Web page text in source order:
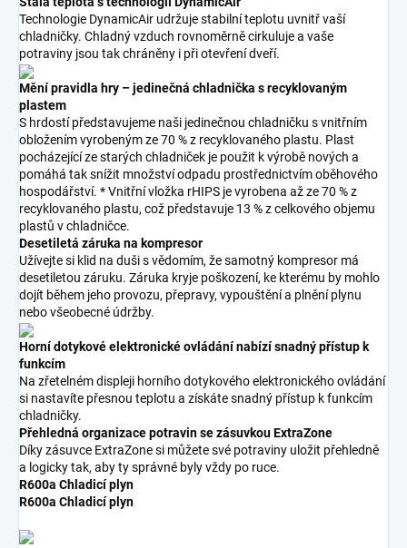
Technologie DynamicAir udržuje stabilní teplotu uvnitř vaší
chladničky. Chladný vzduch rovnoměrně cirkuluje a vaše
potraviny jsou tak chráněny i při otevření dveří.
Mění pravidla hry – jedinečná chladnička s recyklovaným
plastem
S hrdostí představujeme naši jedinečnou chladničku s vnitřním
obložením vyrobeným ze 70 % z recyklovaného plastu. Plast
pocházející ze starých chladniček je použit k výrobě nových a
pomáhá tak snížit množství odpadu prostřednictvím oběhového
hospodářství. * Vnitřní vložka rHIPS je vyrobena až ze 70 % z
recyklovaného plastu, což představuje 13 % z celkového objemu
plastů v chladničce.
Desetiletá záruka na kompresor
Užívejte si klid na duši s vědomím, že samotný kompresor má
desetiletou záruku. Záruka kryje poškození, ke kterému by mohlo
dojít během jeho provozu, přepravy, vypouštění a plnění plynu
nebo všeobecné údržby.
Horní dotykové elektronické ovládání nabízí snadný přístup k
funkcím
Na zřetelném displeji horního dotykového elektronického ovládání
si nastavíte přesnou teplotu a získáte snadný přístup k funkcím
chladničky.
Přehledná organizace potravin se zásuvkou ExtraZone
Díky zásuvce ExtraZone si můžete své potraviny uložit přehledně
a logicky tak, aby ty správné byly vždy po ruce.
R600a Chladicí plyn
R600a Chladicí plyn